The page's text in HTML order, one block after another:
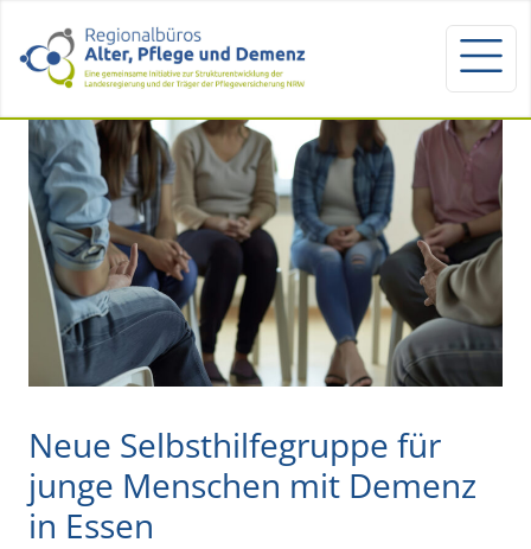
Neue Selbsthilfegruppe für
junge Menschen mit Demenz
in Essen